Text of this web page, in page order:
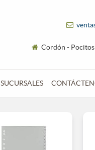
Cordón - Pocitos
SUCURSALES